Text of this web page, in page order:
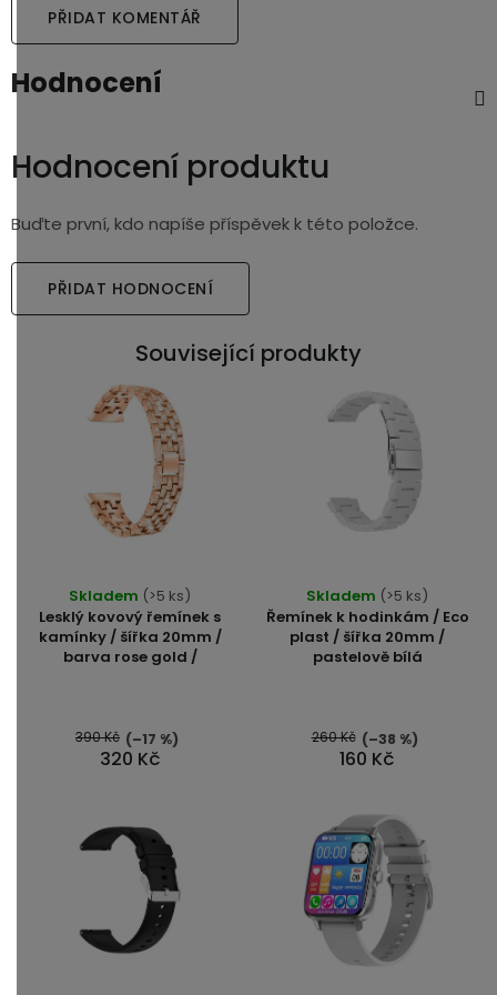
PŘIDAT KOMENTÁŘ
Hodnocení
Hodnocení produktu
Buďte první, kdo napíše příspěvek k této položce.
PŘIDAT HODNOCENÍ
Související produkty
Lesklý kovový řemínek s
kamínky / šířka 20mm /
barva rose gold /
Skladem (>5 ks)
320 Kč
390 Kč (–17 %)
Řemínek k hodinkám / Eco
plast / šířka 20mm /
pastelově bílá
Skladem (>5 ks)
160 Kč
260 Kč (–38 %)